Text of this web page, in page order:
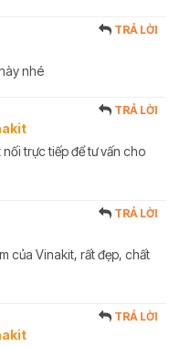
TRẢ LỜI
nhé
TRẢ LỜI
trực tiếp để tư vấn cho
TRẢ LỜI
của Vinakit, rất đẹp, chất
TRẢ LỜI